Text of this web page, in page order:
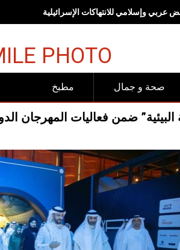
عربي وإسلامي للانتهاكات الإسرائيلية
PHOTO
مطبخ صحة و جمال
ضمن فعاليات المهرجان